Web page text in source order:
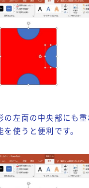
の左面の中央部にも重
を使うと便利です。